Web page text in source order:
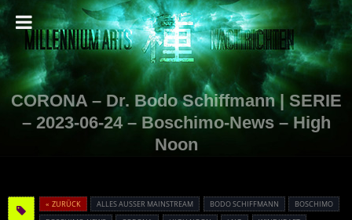
CORONA – Dr. Bodo Schiffmann | SERIE
– 2023-06-24 – Boschimo-News – High
Noon
« ZURÜCK ALLES AUSSER MAINSTREAM BODO SCHIFFMANN
BOSCHIMO